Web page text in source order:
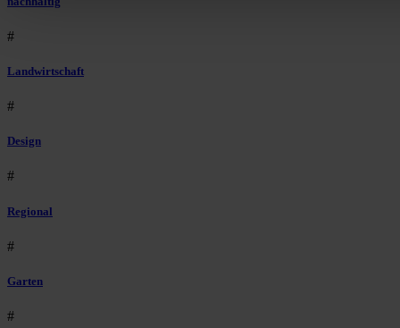
#
Landwirtschaft
#
Design
#
Regional
#
Garten
#